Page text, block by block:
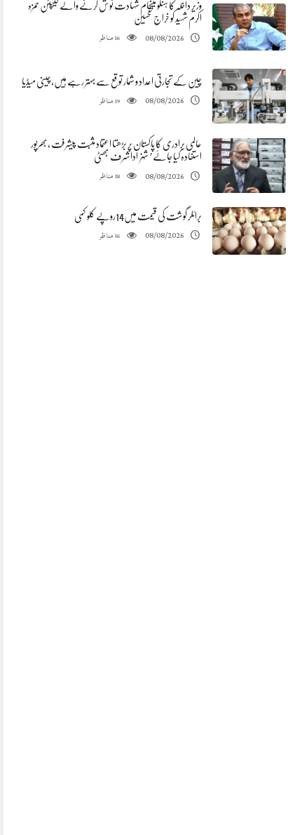
وزیر داخلہ کا ہنگو میںجام شہادت نوش کرنے والے کیپٹن حمزہ
اکرم شہید کو خراج تحسین
08/08/2026
16مناظر
چین کے تجارتی اعداد و شمار توقع سے بہتر رہے ہیں، چینی میڈیا
08/08/2026
19مناظر
عالمی برادری کا پاکستان پر بڑھتا اعتماد مثبت پیشرفت ،بھرپور
استفادہ کیا جائے’ شہزاداشرف بھٹی
08/08/2026
18مناظر
برائلر گوشت کی قیمت میں14روپے کلو کمی
08/08/2026
16مناظر